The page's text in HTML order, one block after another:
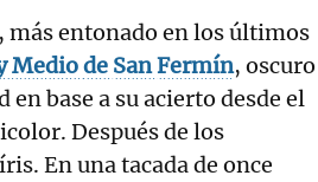
, más entonado en los últimos
Mediode SanFermín, oscuro
base a su acierto desde el
Después de los
En una tacada de once